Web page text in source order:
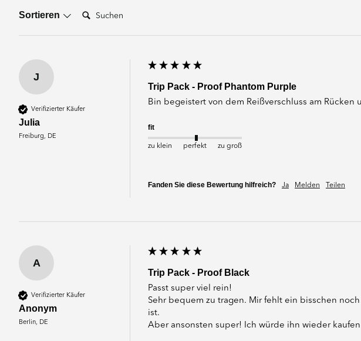
Sortieren Suchen:
J
Verifizierter Käufer
Julia
Freiburg, DE
Trip Pack - Proof Phantom Purple
Bin begeistert von dem Reißverschluss am Rücken
fit
zu klein perfekt zu groß
Fanden Sie diese Bewertung hilfreich? Ja Melden Teilen
A
Verifizierter Käufer
Anonym
Berlin, DE
Trip Pack - Proof Black
Passt super viel rein!
Sehr bequem zu tragen. Mir fehlt ein bisschen
ist.
Aber ansonsten super! Ich würde ihn wieder